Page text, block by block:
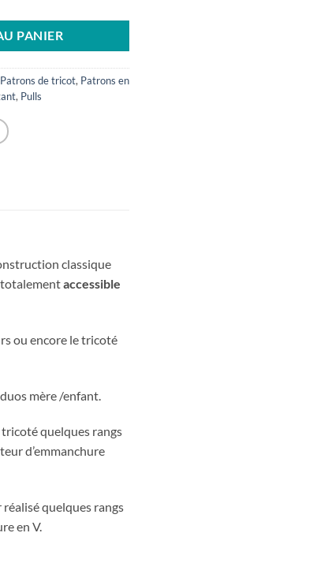
PANIER
Patrons de tricot, Patrons en
, Pulls
classique
totalementaccessible
ou encore le tricoté
mère /enfant.
quelques rangs
d’emmanchure
quelques rangs
en V.